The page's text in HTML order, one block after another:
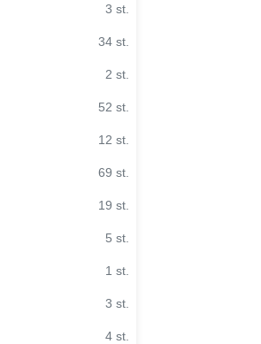
3 st.
34 st.
2 st.
52 st.
12 st.
69 st.
19 st.
5 st.
1 st.
3 st.
4 st.